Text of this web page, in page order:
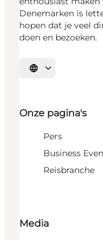
Denemarken is
hopen dat je veel
doen en bezoeken.
Selecteer taal
Onze pagina's
Pers
Business
Reisbranche
Media